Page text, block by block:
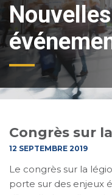
Congrès sur
12 SEPTEMBRE 2019
Le congrès sur la
porte sur des enjeux